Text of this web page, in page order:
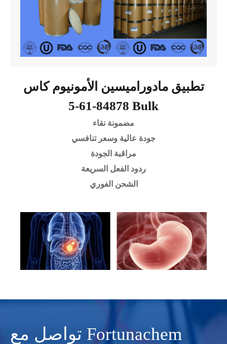
تطبيق مادوراميسين الأمونيوم كاس
84878-61-5 Bulk
مضمونة نقاء
جودة عالية وسعر تنافسي
مراقبة الجودة
ردود الفعل السريعة
الشحن الفوري
تواصل مع Fortunachem